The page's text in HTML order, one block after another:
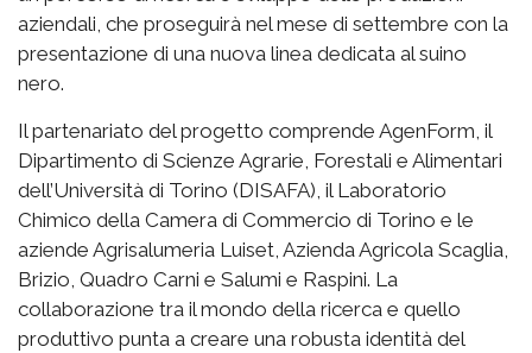
aziendali, che proseguirà nel mese di settembre con la
presentazione di una nuova linea dedicata al suino
nero.
Il partenariato del progetto comprende AgenForm, il
Dipartimento di Scienze Agrarie, Forestali e Alimentari
dell’Università di Torino (DISAFA), il Laboratorio
Chimico della Camera di Commercio di Torino e le
aziende Agrisalumeria Luiset, Azienda Agricola Scaglia,
Brizio, Quadro Carni e Salumi e Raspini. La
collaborazione tra il mondo della ricerca e quello
produttivo punta a creare una robusta identità del